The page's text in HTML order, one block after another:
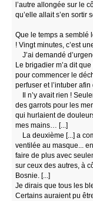
l’autre allongée sur le
qu’elle allait s’en sortir
Que le temps a semblé
! Vingt minutes, c’est
J’ai demandé
Le brigadier m’a dit
pour commencer le
perfuser et l’intuber
Il n’y avait rien !
des garrots pour les
qui hurlaient de
mes mains… [...]
La deuxième [...] a
ventilée au masque...
faire de plus avec
sur ceux des autres, à
Bosnie. [...]
Je dirais que tous les
Certains auraient pu